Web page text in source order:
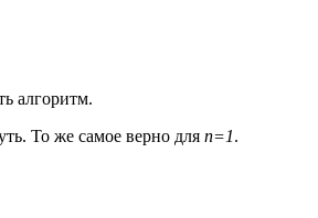
алгоритм.
То же самое верно для n=1.